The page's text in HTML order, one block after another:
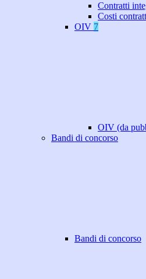
Contratti
Costi
OIV 7
OIV (da
Bandi di concorso
Bandi di concorso